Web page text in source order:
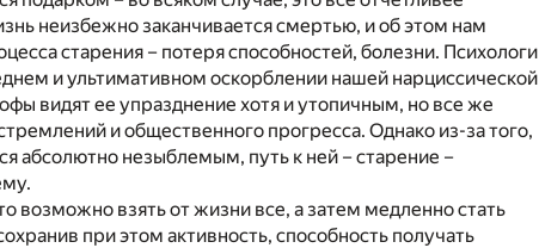
неизбежно заканчивается смертью, и об этом нам
старения – потеря способностей, болезни. Психологи
и ультимативном оскорблении нашей нарциссической
видят ее упразднение хотя и утопичным, но все же
и общественного прогресса. Однако из-за того,
абсолютно незыблемым, путь к ней – старение –
возможно взять от жизни все, а затем медленно стать
при этом активность, способность получать